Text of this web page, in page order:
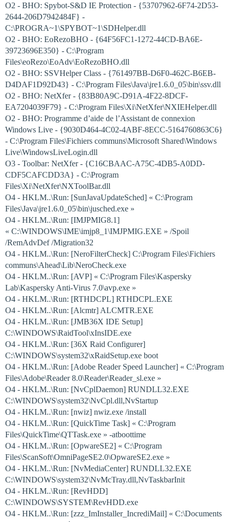
O2 - BHO: Spybot-S&D IE Protection - {53707962-6F74-2D53-
2644-206D7942484F} -
C:\PROGRA~1\SPYBOT~1\SDHelper.dll
O2 - BHO: EoRezoBHO - {64F56FC1-1272-44CD-BA6E-
39723696E350} - C:\Program
Files\eoRezo\EoAdv\EoRezoBHO.dll
O2 - BHO: SSVHelper Class - {761497BB-D6F0-462C-B6EB-
D4DAF1D92D43} - C:\Program Files\Java\jre1.6.0_05\bin\ssv.dll
O2 - BHO: NetXfer - {83B80A9C-D91A-4F22-8DCF-
EA7204039F79} - C:\Program Files\Xi\NetXfer\NXIEHelper.dll
O2 - BHO: Programme d’aide de l’Assistant de connexion
Windows Live - {9030D464-4C02-4ABF-8ECC-5164760863C6}
- C:\Program Files\Fichiers communs\Microsoft Shared\Windows
Live\WindowsLiveLogin.dll
O3 - Toolbar: NetXfer - {C16CBAAC-A75C-4DB5-A0DD-
CDF5CAFCDD3A} - C:\Program
Files\Xi\NetXfer\NXToolBar.dll
O4 - HKLM..\Run: [SunJavaUpdateSched] « C:\Program
Files\Java\jre1.6.0_05\bin\jusched.exe »
O4 - HKLM..\Run: [IMJPMIG8.1]
« C:\WINDOWS\IME\imjp8_1\IMJPMIG.EXE » /Spoil
/RemAdvDef /Migration32
O4 - HKLM..\Run: [NeroFilterCheck] C:\Program Files\Fichiers
communs\Ahead\Lib\NeroCheck.exe
O4 - HKLM..\Run: [AVP] « C:\Program Files\Kaspersky
Lab\Kaspersky Anti-Virus 7.0\avp.exe »
O4 - HKLM..\Run: [RTHDCPL] RTHDCPL.EXE
O4 - HKLM..\Run: [Alcmtr] ALCMTR.EXE
O4 - HKLM..\Run: [JMB36X IDE Setup]
C:\WINDOWS\RaidTool\xInsIDE.exe
O4 - HKLM..\Run: [36X Raid Configurer]
C:\WINDOWS\system32\xRaidSetup.exe boot
O4 - HKLM..\Run: [Adobe Reader Speed Launcher] « C:\Program
Files\Adobe\Reader 8.0\Reader\Reader_sl.exe »
O4 - HKLM..\Run: [NvCplDaemon] RUNDLL32.EXE
C:\WINDOWS\system32\NvCpl.dll,NvStartup
O4 - HKLM..\Run: [nwiz] nwiz.exe /install
O4 - HKLM..\Run: [QuickTime Task] « C:\Program
Files\QuickTime\QTTask.exe » -atboottime
O4 - HKLM..\Run: [OpwareSE2] « C:\Program
Files\ScanSoft\OmniPageSE2.0\OpwareSE2.exe »
O4 - HKLM..\Run: [NvMediaCenter] RUNDLL32.EXE
C:\WINDOWS\system32\NvMcTray.dll,NvTaskbarInit
O4 - HKLM..\Run: [RevHDD]
C:\WINDOWS\SYSTEM\RevHDD.exe
O4 - HKLM..\Run: [zzz_ImInstaller_IncrediMail] « C:\Documents